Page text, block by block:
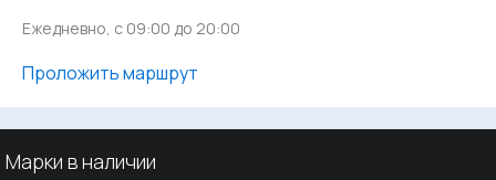
Ежедневно, с 09:00 до 20:00
Проложить маршрут
Марки в наличии